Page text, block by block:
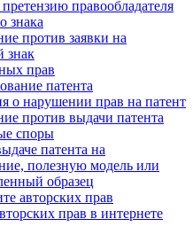
правообладателя
знака
против заявки на
знак
прав
патента
о нарушении прав на патент
против выдачи патента
споры
патента на
полезную модель или
образец
авторских прав
прав в интернете